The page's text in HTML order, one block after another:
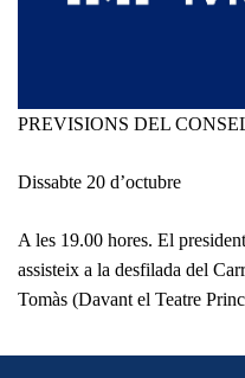
PREVISIONS DEL
Dissabte 20 d’octubre
A les 19.00 hores. El
assisteix a la desfilada del
Tomàs (Davant el Teatre